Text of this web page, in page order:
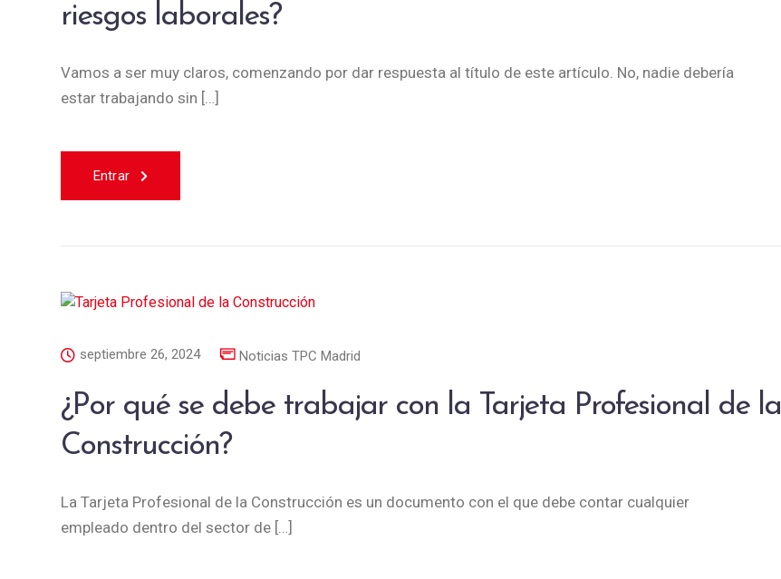
riesgos laborales?
Vamos a ser muy claros, comenzando por dar respuesta al título de este artículo. No, nadie debería
estar trabajando sin […]
Entrar
septiembre 26, 2024 Noticias TPC Madrid
¿Por qué se debe trabajar con la Tarjeta Profesional de la
Construcción?
La Tarjeta Profesional de la Construcción es un documento con el que debe contar cualquier
empleado dentro del sector de […]